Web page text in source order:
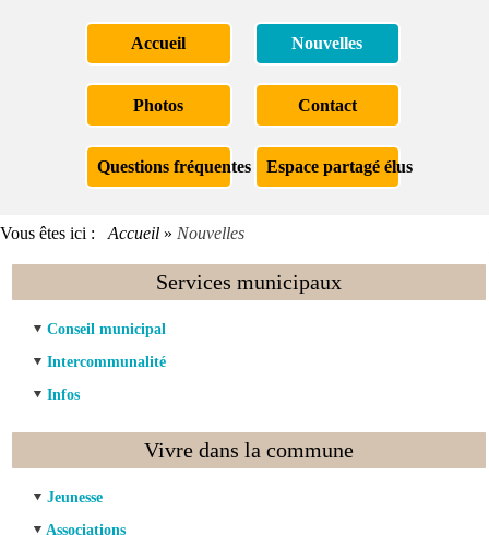
Accueil Nouvelles
Photos Contact
Questions fréquentes Espace partagé élus
Vous êtes ici : Accueil » Nouvelles
Services municipaux
Conseil municipal
Intercommunalité
Infos
Vivre dans la commune
Jeunesse
Associations